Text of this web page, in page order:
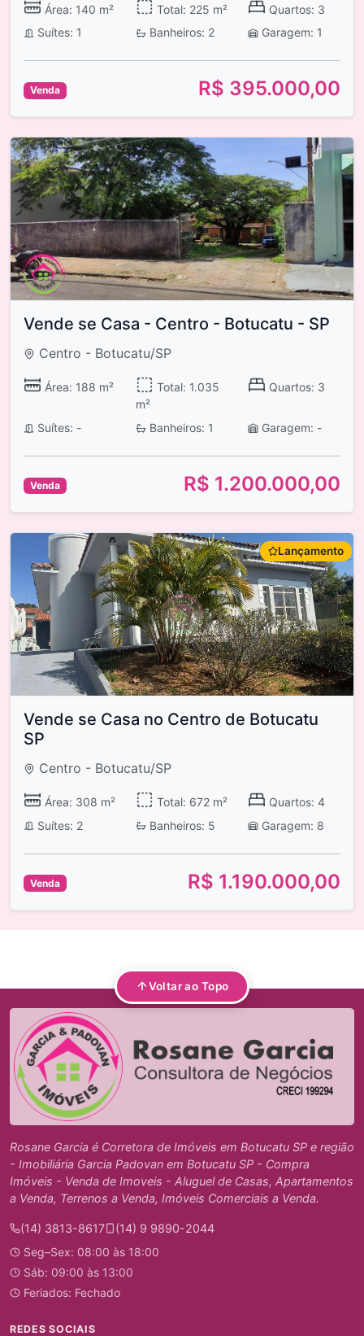
Área: 140 m² Total: 225 m²
Quartos: 3
Suítes: 1
Banheiros: 2 Garagem: 1
Venda R$ 395.000,00
Vende se Casa - Centro - Botucatu - SP
Centro - Botucatu/SP
Área: 188 m²
Total: 1.035
m²
Quartos: 3
Suítes: - Banheiros: 1 Garagem: -
Venda R$ 1.200.000,00
Lançamento
Vende se Casa no Centro de Botucatu
SP
Centro - Botucatu/SP
Área: 308 m² Total: 672 m²
Quartos: 4
Suítes: 2
Banheiros: 5 Garagem: 8
Venda R$ 1.190.000,00
Voltar ao Topo
Rosane Garcia é Corretora de Imóveis em Botucatu SP e região
- Imobiliária Garcia Padovan em Botucatu SP - Compra
Imóveis - Venda de Imoveis - Aluguel de Casas, Apartamentos
a Venda, Terrenos a Venda, Imóveis Comerciais a Venda.
(14) 3813-8617
(14) 9 9890-2044
Seg–Sex: 08:00 às 18:00
Sáb: 09:00 às 13:00
Feriados: Fechado
REDES SOCIAIS